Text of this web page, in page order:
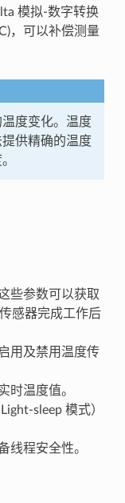
模拟-数字转换
，可以补偿测量
度变化。温度
供精确的温度
些参数可以获取
感器完成工作后
用及禁用温度传
时温度值。
sleep 模式）
线程安全性。